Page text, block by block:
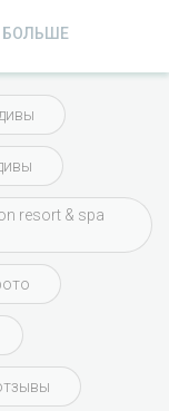
БОЛЬШЕ
resort & spa